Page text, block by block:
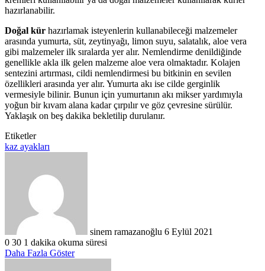
hazırlanabilir.
Doğal kür hazırlamak isteyenlerin kullanabileceği malzemeler
arasında yumurta, süt, zeytinyağı, limon suyu, salatalık, aloe vera
gibi malzemeler ilk sıralarda yer alır. Nemlendirme denildiğinde
genellikle akla ilk gelen malzeme aloe vera olmaktadır. Kolajen
sentezini artırması, cildi nemlendirmesi bu bitkinin en sevilen
özellikleri arasında yer alır. Yumurta akı ise cilde gerginlik
vermesiyle bilinir. Bunun için yumurtanın akı mikser yardımıyla
yoğun bir kıvam alana kadar çırpılır ve göz çevresine sürülür.
Yaklaşık on beş dakika bekletilip durulanır.
Etiketler
kaz ayakları
sinem ramazanoğlu 6 Eylül 2021
0 30 1 dakika okuma süresi
Daha Fazla Göster